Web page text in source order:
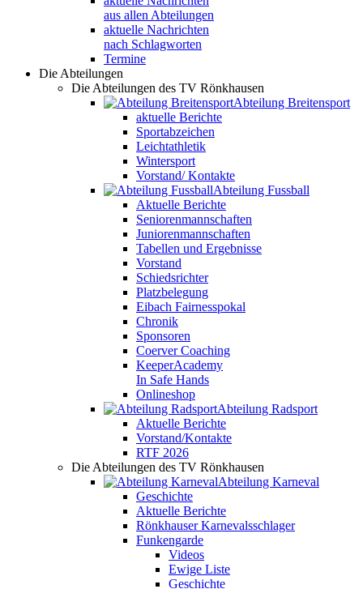
aus allen Abteilungen
aktuelle Nachrichten
nach Schlagworten
Termine
Die Abteilungen
Die Abteilungen des TV Rönkhausen
Abteilung Breitensport
aktuelle Berichte
Sportabzeichen
Leichtathletik
Wintersport
Vorstand/ Kontakte
Abteilung Fussball
Aktuelle Berichte
Seniorenmannschaften
Juniorenmannschaften
Tabellen und Ergebnisse
Vorstand
Schiedsrichter
Platzbelegung
Eibach Fairnesspokal
Chronik
Sponsoren
Coerver Coaching
KeeperAcademy
In Safe Hands
Onlineshop
Abteilung Radsport
Aktuelle Berichte
Vorstand/Kontakte
RTF 2026
Die Abteilungen des TV Rönkhausen
Abteilung Karneval
Geschichte
Aktuelle Berichte
Rönkhauser Karnevalsschlager
Funkengarde
Videos
Ewige Liste
Geschichte